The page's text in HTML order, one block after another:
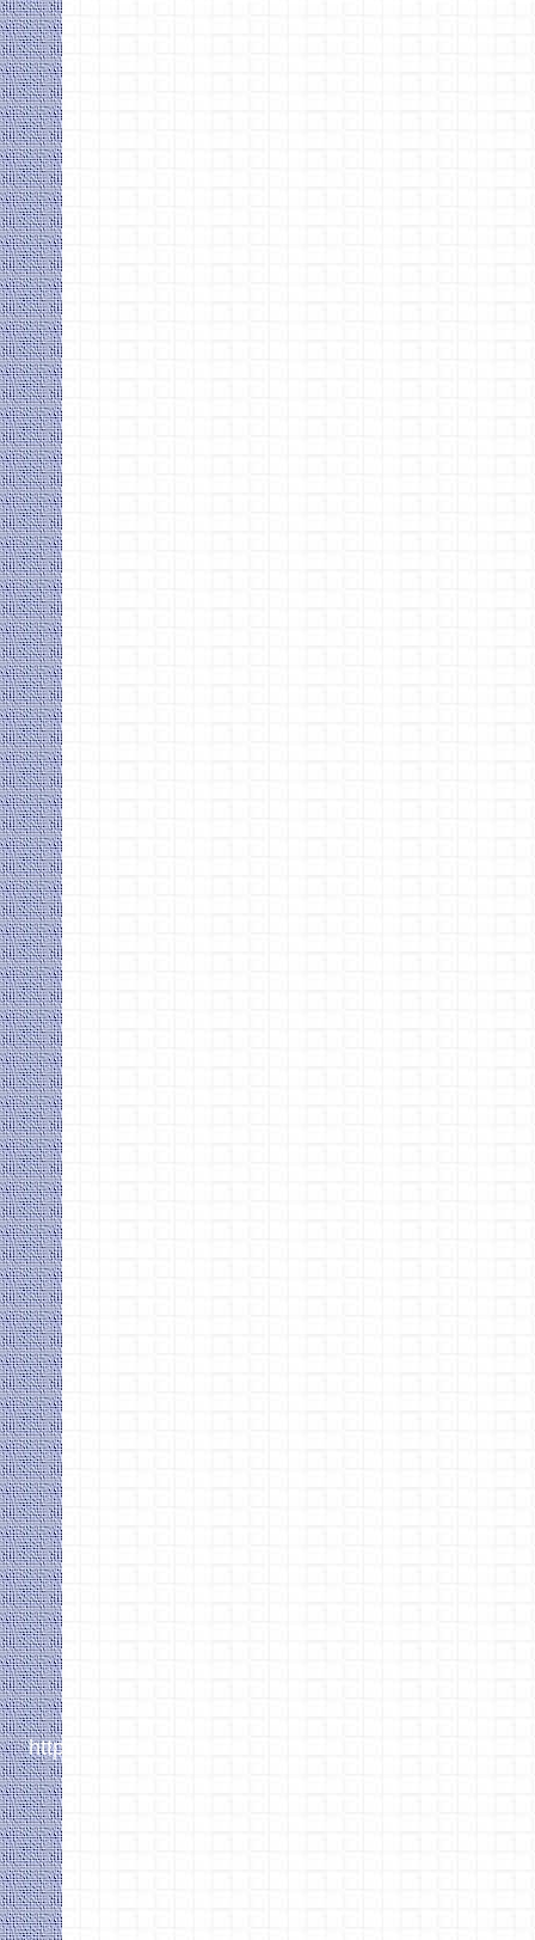
https://bluethners.de/DCCProjekt/